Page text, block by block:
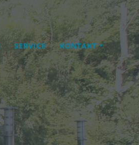
SERVICE KONTAKT